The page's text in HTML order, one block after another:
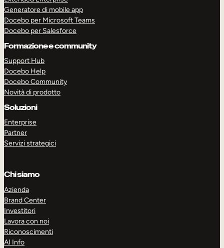
Generatore di mobile app
Docebo per Microsoft Teams
Docebo per Salesforce
Formazione e community
Support Hub
Docebo Help
Docebo Community
Novità di prodotto
Soluzioni
Enterprise
Partner
Servizi strategici
Chi siamo
Azienda
Brand Center
Investitori
Lavora con noi
Riconoscimenti
AI Info